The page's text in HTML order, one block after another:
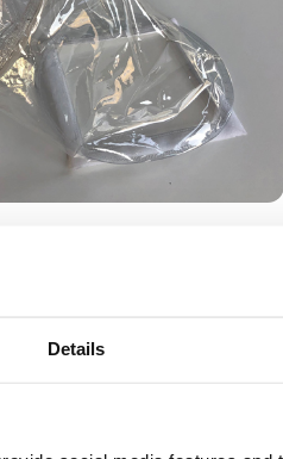
Details
de verschillende
van ETFE folie
is, uv-licht doorlaat,
van deze folie. Denk aan